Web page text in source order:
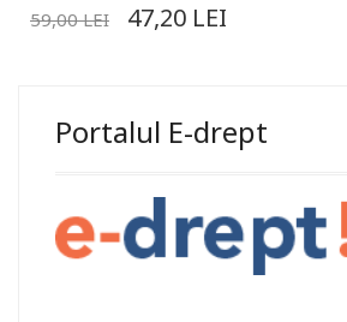
59,00LEI 47,20 LEI
Portalul E-drept